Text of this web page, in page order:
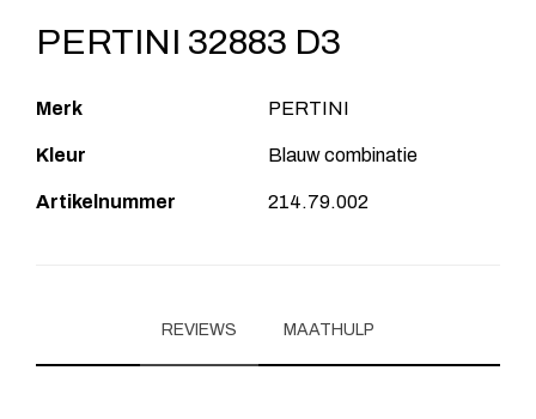
PERTINI 32883 D3
Merk PERTINI
Kleur Blauw combinatie
Artikelnummer 214.79.002
REVIEWS MAATHULP